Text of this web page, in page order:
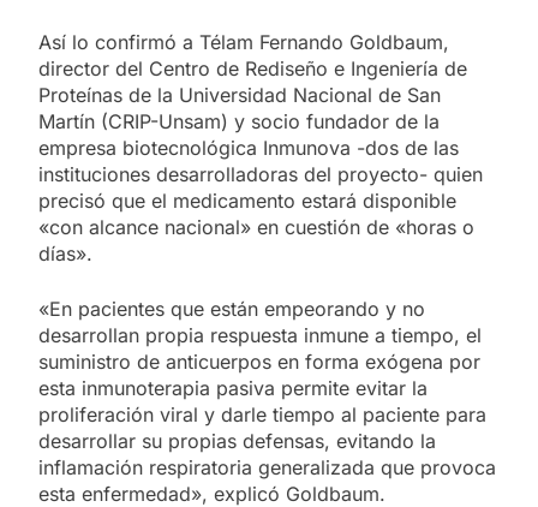
Así lo confirmó a Télam Fernando Goldbaum,
director del Centro de Rediseño e Ingeniería de
Proteínas de la Universidad Nacional de San
Martín (CRIP-Unsam) y socio fundador de la
empresa biotecnológica Inmunova -dos de las
instituciones desarrolladoras del proyecto- quien
precisó que el medicamento estará disponible
«con alcance nacional» en cuestión de «horas o
días».
«En pacientes que están empeorando y no
desarrollan propia respuesta inmune a tiempo, el
suministro de anticuerpos en forma exógena por
esta inmunoterapia pasiva permite evitar la
proliferación viral y darle tiempo al paciente para
desarrollar su propias defensas, evitando la
inflamación respiratoria generalizada que provoca
esta enfermedad», explicó Goldbaum.